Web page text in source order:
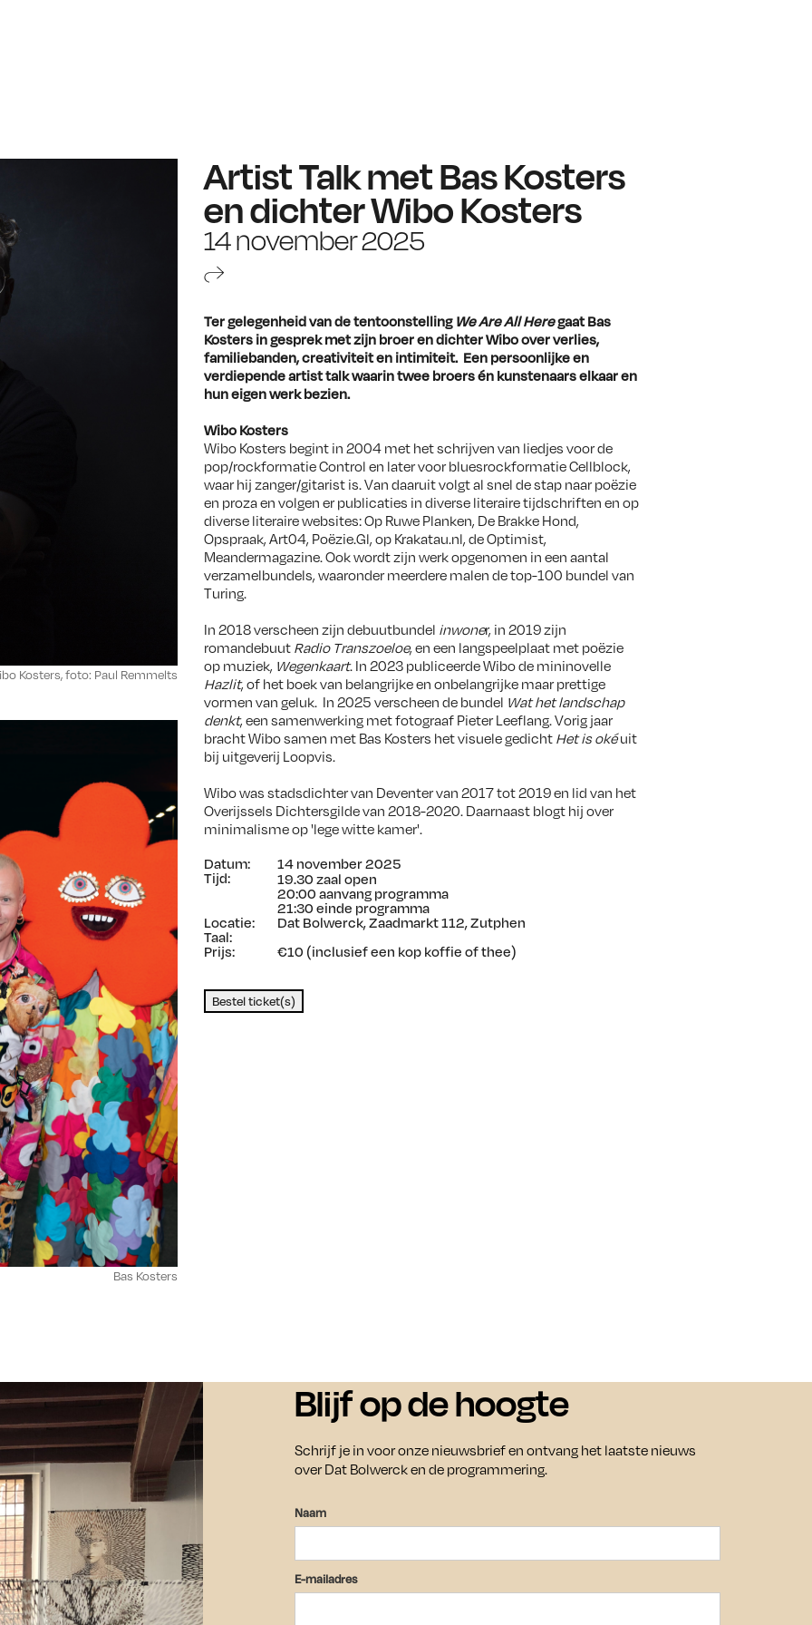
Kosters, foto: Paul Remmelts
Bas Kosters
Artist Talk met Bas Kosters
en dichter Wibo Kosters
14 november 2025
Ter gelegenheid van de tentoonstelling We Are All Heregaat Bas
Kosters in gesprek met zijn broer en dichter Wibo over verlies,
familiebanden, creativiteit en intimiteit. Een persoonlijke en
verdiepende artist talk waarin twee broers én kunstenaars elkaar en
hun eigen werk bezien.
Wibo Kosters
Wibo Kosters begint in 2004 met het schrijven van liedjes voor de
pop/rockformatie Control en later voor bluesrockformatie Cellblock,
waar hij zanger/gitarist is. Van daaruit volgt al snel de stap naar poëzie
en proza en volgen er publicaties in diverse literaire tijdschriften en op
diverse literaire websites: Op Ruwe Planken, De Brakke Hond,
Opspraak, Art04, Poëzie.Gl, op Krakatau.nl, de Optimist,
Meandermagazine. Ook wordt zijn werk opgenomen in een aantal
verzamelbundels, waaronder meerdere malen de top-100 bundel van
Turing.
In 2018 verscheen zijn debuutbundel inwoner, in 2019 zijn
romandebuut Radio Transzoeloe, en een langspeelplaat met poëzie
op muziek, Wegenkaart. In 2023 publiceerde Wibo de mininovelle
Hazlit, of het boek van belangrijke en onbelangrijke maar prettige
vormen van geluk. In 2025 verscheen de bundel Wat het landschap
denkt, een samenwerking met fotograaf Pieter Leeflang. Vorig jaar
bracht Wibo samen met Bas Kosters het visuele gedicht Het is okéuit
bij uitgeverij Loopvis.
Wibo was stadsdichter van Deventer van 2017 tot 2019 en lid van het
Overijssels Dichtersgilde van 2018-2020. Daarnaast blogt hij over
minimalisme op 'lege witte kamer'.
Datum:
14 november 2025
Tijd:
19.30 zaal open
20:00 aanvang programma
21:30 einde programma
Locatie:
Dat Bolwerck, Zaadmarkt 112, Zutphen
Taal:
Prijs:
€10 (inclusief een kop koffie of thee)
Bestel ticket(s)
Blijf op de hoogte
Schrijf je in voor onze nieuwsbrief en ontvang het laatste nieuws
over Dat Bolwerck en de programmering.
Naam
E-mailadres
Bezoek
Bezoek
Openingstijden exposities:
De exposities zijn vrij toegankelijk van donderdag
t/m zondag tussen 11.00 en 17.00 uur.
In juli en augustus zijn de exposities ook op
woensdag tussen 11.00 en 17.00 uur te bezoeken.
Volg ons
Schrijf je in voor onze nieuwsbrief
evenementen.